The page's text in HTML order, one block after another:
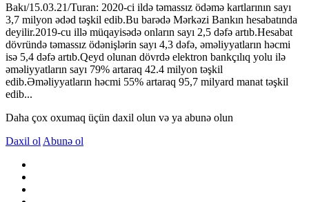
Bakı/15.03.21/Turan: 2020-ci ildə təmassız ödəmə kartlarının sayı
3,7 milyon ədəd təşkil edib.Bu barədə Mərkəzi Bankın hesabatında
deyilir.2019-cu illə müqayisədə onların sayı 2,5 dəfə artıb.Hesabat
dövründə təmassız ödənişlərin sayı 4,3 dəfə, əməliyyatların həcmi
isə 5,4 dəfə artıb.Qeyd olunan dövrdə elektron bankçılıq yolu ilə
əməliyyatların sayı 79% artaraq 42.4 milyon təşkil
edib.Əməliyyatların həcmi 55% artaraq 95,7 milyard manat təşkil
edib...
Daha çox oxumaq üçün daxil olun və ya abunə olun
Daxil ol Abunə ol